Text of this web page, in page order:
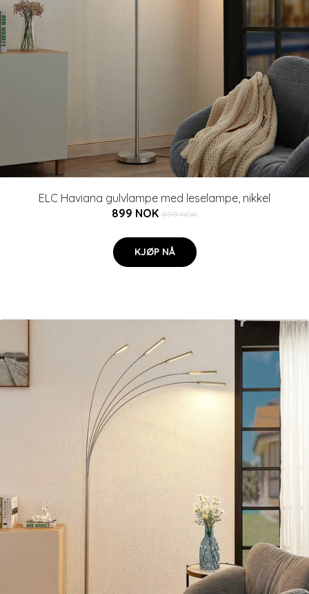
ELC Haviana gulvlampe med leselampe, nikkel
899 NOK 999 NOK
KJØP NÅ